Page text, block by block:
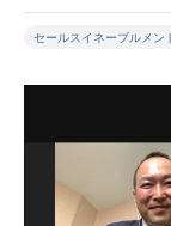
セールスイネーブルメン